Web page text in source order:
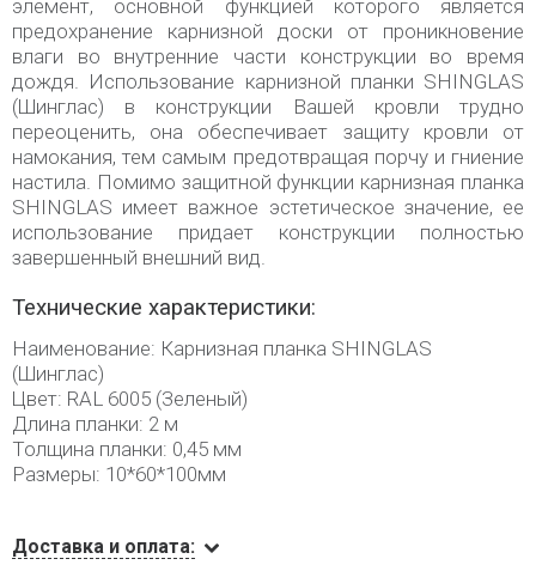
элемент, основной функцией которого является
предохранение карнизной доски от проникновение
влаги во внутренние части конструкции во время
дождя. Использование карнизной планки SHINGLAS
(Шинглас) в конструкции Вашей кровли трудно
переоценить, она обеспечивает защиту кровли от
намокания, тем самым предотвращая порчу и гниение
настила. Помимо защитной функции карнизная планка
SHINGLAS имеет важное эстетическое значение, ее
использование придает конструкции полностью
завершенный внешний вид.
Технические характеристики:
Наименование: Карнизная планка SHINGLAS
(Шинглас)
Цвет: RAL 6005 (Зеленый)
Длина планки: 2 м
Толщина планки: 0,45 мм
Размеры: 10*60*100мм
Доставка и оплата: